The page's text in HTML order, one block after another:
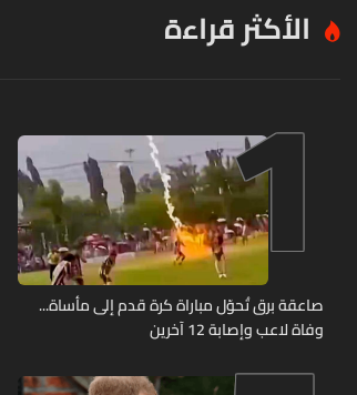
الأكثر قراءة
1
صاعقة برق تُحوّل مباراة كرة قدم إلى مأساة...
وفاة لاعب وإصابة 12 آخرين